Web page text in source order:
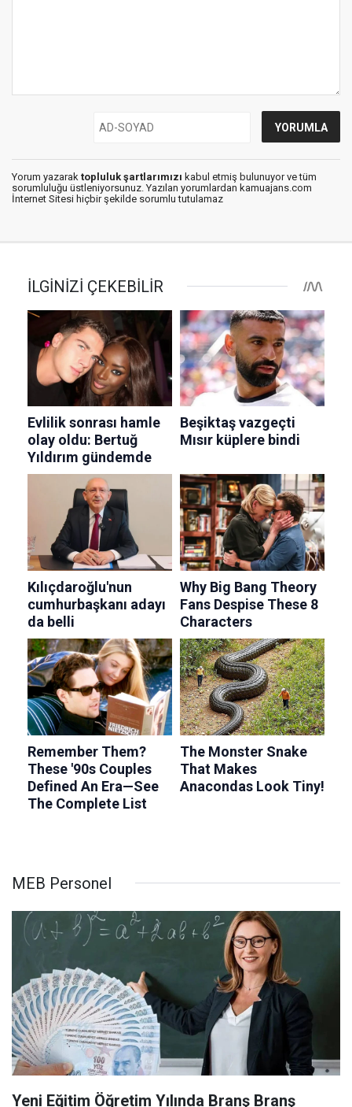
Yorum yazarak topluluk şartlarımızı kabul etmiş bulunuyor ve tüm
sorumluluğu üstleniyorsunuz. Yazılan yorumlardan kamuajans.com
İnternet Sitesi hiçbir şekilde sorumlu tutulamaz
MEB Personel
Yeni Eğitim Öğretim Yılında Branş Branş